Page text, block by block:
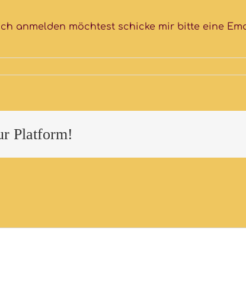
anmelden möchtest schicke mir bitte eine
Platform!